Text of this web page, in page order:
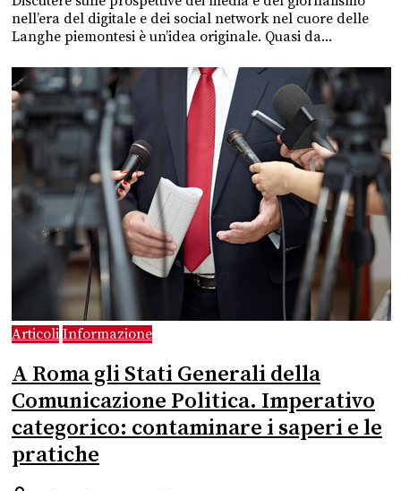
nell’era del digitale e dei social network nel cuore delle
Langhe piemontesi è un’idea originale. Quasi da...
Articoli Informazione
A Roma gli Stati Generali della
Comunicazione Politica. Imperativo
categorico: contaminare i saperi e le
pratiche